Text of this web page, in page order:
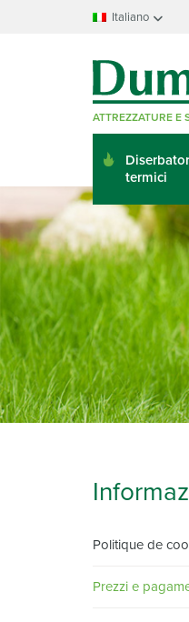
Italiano
Nederlands
Deutsch
English
Español
ATTREZZATURE E
termici
Politique de
Prezzi e